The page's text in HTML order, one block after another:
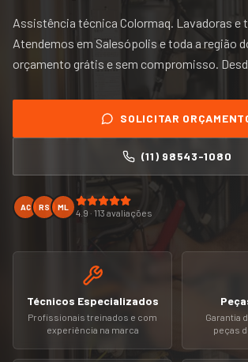
Assistência técnica Colormaq. Lavadoras e
Atendemos em Salesópolis etoda a região
orçamento grátis e sem compromisso.
SOLICITAR
(11) 98543-1080
AC RS ML
4.9 · 113 avaliações
Técnicos Especializados
Profissionais treinados e com
experiência na marca
Garantia
peças